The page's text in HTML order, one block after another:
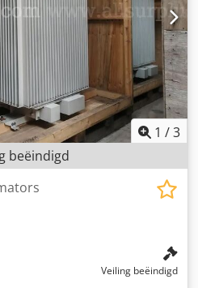
850/755/H1995 mm -
1 /3
beëindigd
Veiling beëindigd